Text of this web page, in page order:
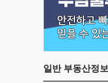
일반부동산정보